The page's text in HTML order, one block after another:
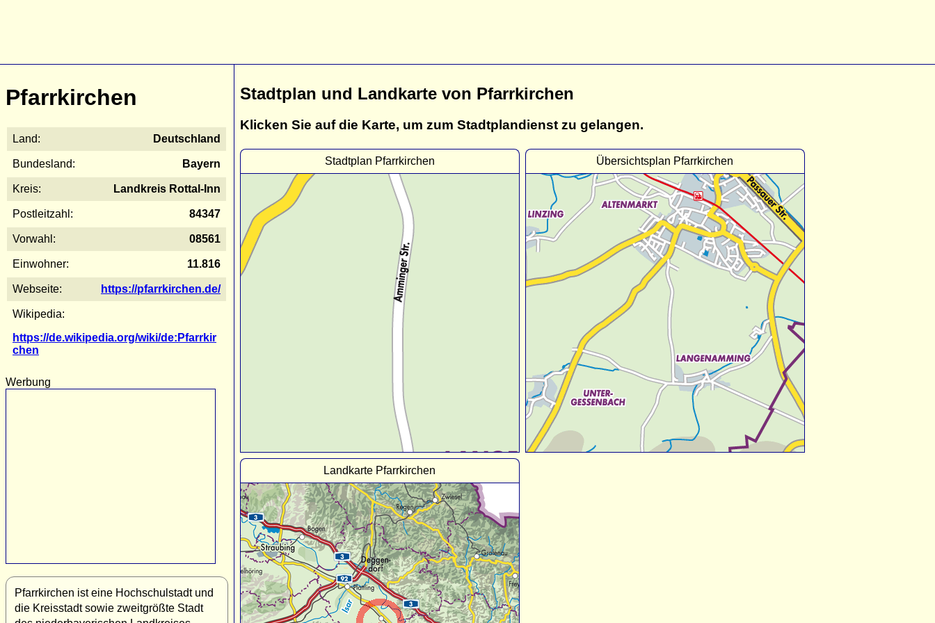
Pfarrkirchen
Land: Deutschland
Bundesland: Bayern
Kreis: Landkreis Rottal-Inn
Postleitzahl: 84347
Vorwahl: 08561
Einwohner: 11.816
Webseite: https://pfarrkirchen.de/
Wikipedia:
https://de.wikipedia.org/wiki/de:Pfarrkir
chen
Werbung
Pfarrkirchen ist eine Hochschulstadt und
die Kreisstadt sowie zweitgrößte Stadt
Stadtplan und Landkarte von Pfarrkirchen
Klicken Sie auf die Karte, um zum Stadtplandienst zu gelangen.
Stadtplan Pfarrkirchen Übersichtsplan Pfarrkirchen
Landkarte Pfarrkirchen